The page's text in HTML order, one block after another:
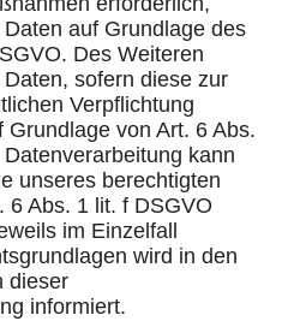
auf Grundlage des
Des Weiteren
sofern diese zur
Verpflichtung
von Art. 6 Abs.
kann
unseres berechtigten
6 Abs. 1 lit. f DSGVO
im Einzelfall
wird in den
dieser
informiert.